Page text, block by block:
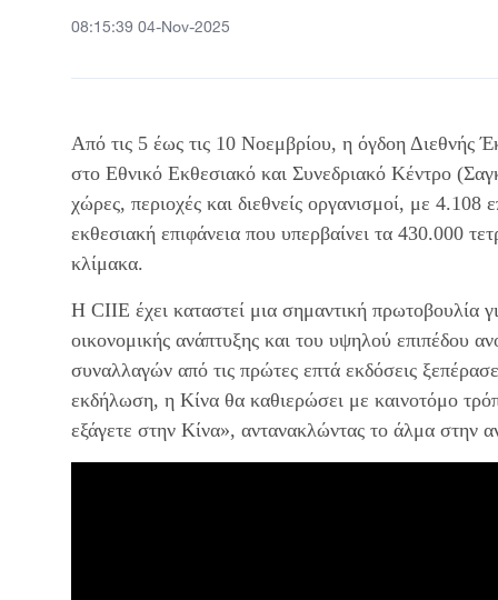
08:15:39 04-Nov-2025
Από τις 5 έως τις 10 Νοεμβρίου, η όγδοη Διεθνής
στο Εθνικό Εκθεσιακό και Συνεδριακό Κέντρο
χώρες, περιοχές και διεθνείς οργανισμοί, με 4.108
εκθεσιακή επιφάνεια που υπερβαίνει τα 430.000
κλίμακα.
Η CIIE έχει καταστεί μια σημαντική πρωτοβουλία
οικονομικής ανάπτυξης και του υψηλού επιπέδου
συναλλαγών από τις πρώτες επτά εκδόσεις
εκδήλωση, η Κίνα θα καθιερώσει με καινοτόμο
εξάγετε στην Κίνα», αντανακλώντας το άλμα στην